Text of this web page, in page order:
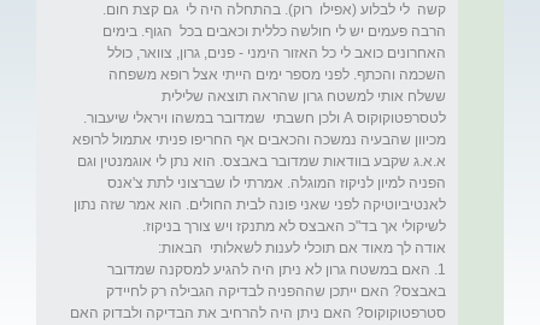
קשה  לי לבלוע (אפילו  רוק). בהתחלה היה לי  גם קצת חום.
הרבה פעמים יש לי חולשה כללית וכאבים בכל  הגוף. בימים
האחרונים כואב לי כל האזור הימני - פנים, גרון, צוואר, כולל
השכמה והכתף. לפני מספר ימים הייתי אצל רופא משפחה
ששלח אותי למשטח גרון שהראה תוצאה שלילית
לטסרפטוקוקוס A ולכן חשבתי  שמדובר במשהו ויראלי שיעבור.
מכיוון שהבעיה נמשכה והכאבים אף החריפו פניתי אתמול לרופא
א.א.ג שקבע בוודאות שמדובר באבצס. הוא נתן לי אוגמנטין וגם
הפניה למיון לניקוז המוגלה. אמרתי לו שברצוני לתת צ'אנס
לאנטיביוטיקה לפני שאני פונה לבית החולים. הוא אמר שזה נתון
1. האם במשטח גרון לא ניתן היה להגיע למסקנה שמדובר
באבצס? האם ייתכן שההפניה לבדיקה הגבילה רק לחיידק
סטרפטוקוקוס? האם ניתן היה להרחיב את הבדיקה ולבדוק האם